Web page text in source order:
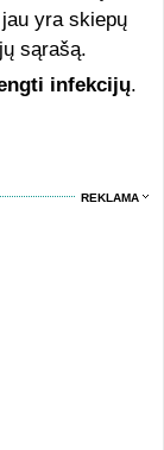
yra skiepų
sąrašą.
infekcijų.
REKLAMA